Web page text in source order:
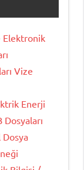
Elektronik
Vize
Enerji
Dosya